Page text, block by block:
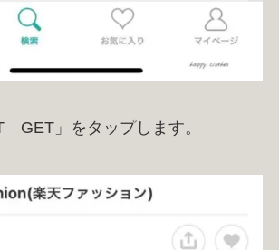
」をタップします。